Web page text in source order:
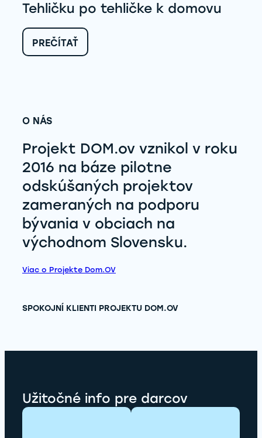
Tehličku po tehličke k domovu
PREČÍTAŤ:
TEHLIČKU
O NÁS
Projekt DOM.ov vznikol v roku
2016 na báze pilotne
odskúšaných projektov
zameraných na podporu
bývania v obciach na
východnom Slovensku.
Viac o Projekte Dom.OV
SPOKOJNÍ KLIENTI PROJEKTU DOM.OV
Užitočné info pre darcov